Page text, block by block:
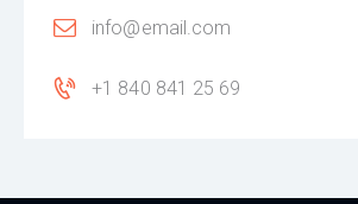
info@email.com
+1 840 841 25 69